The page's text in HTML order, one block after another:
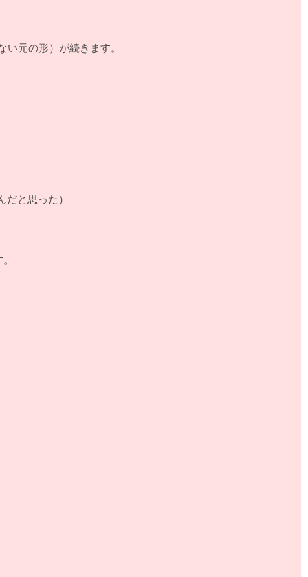
元の形）が続きます。
だと思った）